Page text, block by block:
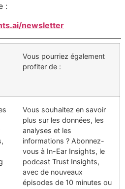
:
newsletter
Vous pourriez également
profiter de :
Vous souhaitez en savoir
plus sur les données, les
analyses et les
informations ? Abonnez-
vous à In-Ear Insights, le
podcast Trust Insights,
avec de nouveaux
épisodes de 10 minutes ou